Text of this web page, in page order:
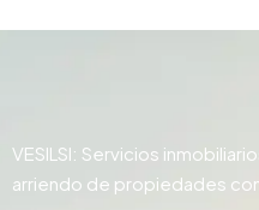
VESILSI: Servicios
arriendo de propiedades